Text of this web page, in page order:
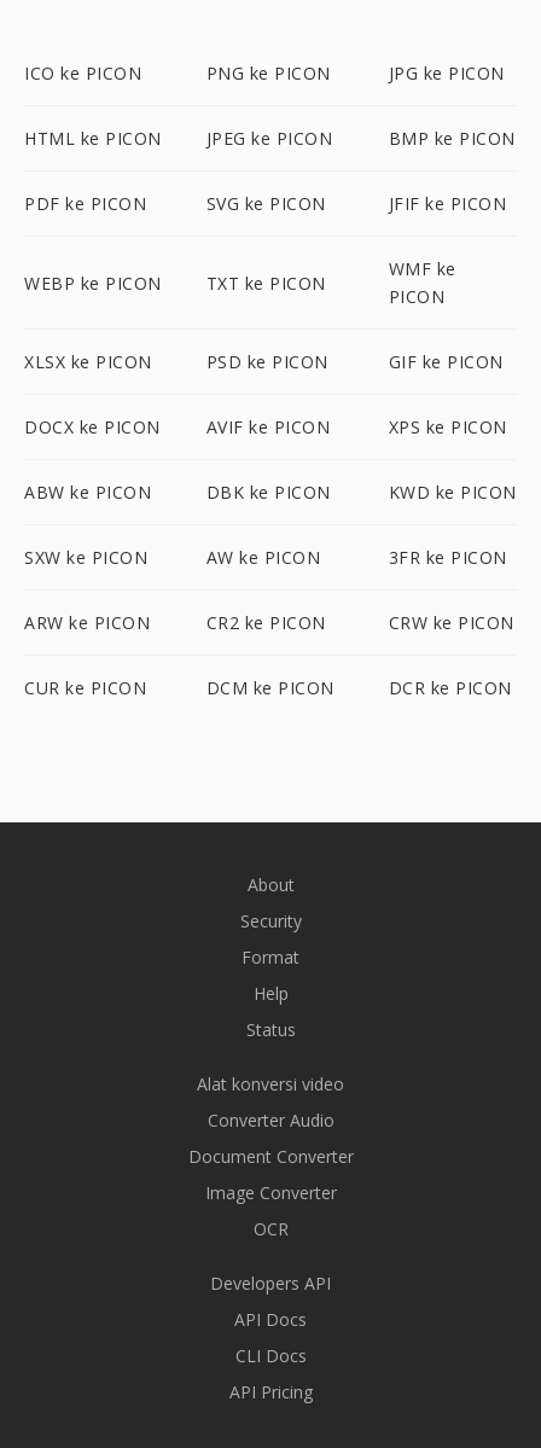
ICO ke PICON PNG ke PICON JPG ke PICON
HTML ke PICON JPEG ke PICON BMP ke PICON
PDF ke PICON SVG ke PICON JFIF ke PICON
WEBP ke PICON TXT ke PICON
WMF ke
PICON
XLSX ke PICON PSD ke PICON GIF ke PICON
DOCX ke PICON AVIF ke PICON XPS ke PICON
ABW ke PICON DBK ke PICON KWD ke PICON
SXW ke PICON AW ke PICON 3FR ke PICON
ARW ke PICON CR2 ke PICON CRW ke PICON
CUR ke PICON DCM ke PICON DCR ke PICON
About
Security
Format
Help
Status
Alat konversi video
Converter Audio
Document Converter
Image Converter
OCR
Developers API
API Docs
CLI Docs
API Pricing